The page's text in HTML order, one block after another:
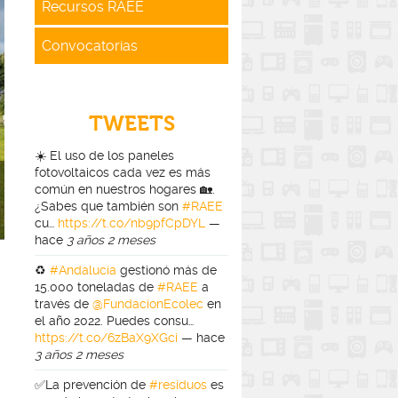
Recursos RAEE
Convocatorias
TWEETS
☀️ El uso de los paneles
fotovoltaicos cada vez es más
común en nuestros hogares 🏡.
¿Sabes que también son #RAEE
cu… https://t.co/nb9pfCpDYL
—
hace 3 años 2 meses
♻️ #Andalucía gestionó más de
15.000 toneladas de #RAEE a
través de @FundacionEcolec en
el año 2022. Puedes consu…
https://t.co/6zBaX9XGci — hace
3 años 2 meses
✅La prevención de #residuos es